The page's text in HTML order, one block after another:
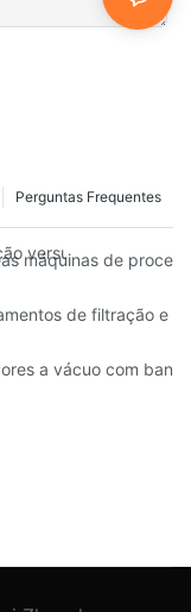
Perguntas Frequentes
versus outros
máquinas de
Inovações que
de filtração e
indústrias química
a vácuo com